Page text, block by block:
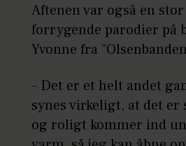
Aftenen var også en
forrygende parodier på
Yvonne fra
– Det er et helt andet
synes virkeligt, at det
og roligt kommer ind